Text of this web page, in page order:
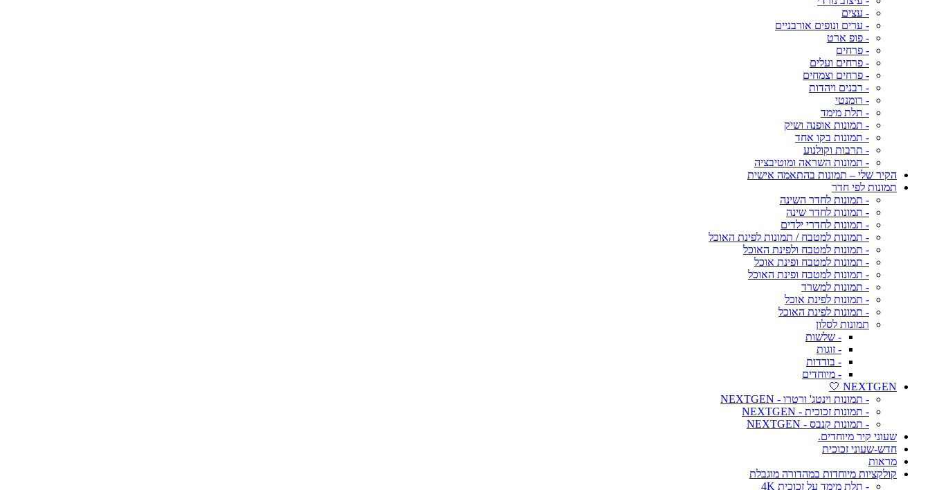
- עצים
- ערים ונופים אורבניים
- פופ ארט
- פרחים
- פרחים ועלים
- פרחים וצמחים
- רבנים ויהדות
- רומנטי
- תלת מימד
- תמונות אופנה ושיק
- תמונות בקו אחד
- תרבות וקולנוע
- תמונות השראה ומוטיבציה
הקיר שלי – תמונות בהתאמה אישית
תמונות לפי חדר
- תמונות לחדר השינה
- תמונות לחדר שינה
- תמונות לחדרי ילדים
- תמונות למטבח / תמונות לפינת האוכל
- תמונות למטבח ולפינת האוכל
- תמונות למטבח ופינת אוכל
- תמונות למטבח ופינת האוכל
- תמונות למשרד
- תמונות לפינת אוכל
- תמונות לפינת האוכל
תמונות לסלון
- שלשות
- זוגות
- בודדות
- מיוחדים
NEXTGEN 🤍
- תמונות וינטג' ורטרו - NEXTGEN
- תמונות זכוכית - NEXTGEN
- תמונות קנבס - NEXTGEN
שעוני קיר מיוחדים.
חדש-שעוני זכוכית
מראות
קולקציות מיוחדות במהדורה מוגבלת
- תלת מימד על זכוכית 4K